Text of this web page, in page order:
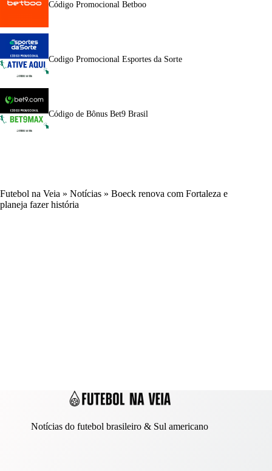
Código Promocional Betboo
Codigo Promocional Esportes da Sorte
Código de Bônus Bet9 Brasil
Futebol na Veia » Notícias » Boeck renova com Fortaleza e
planeja fazer história
Notícias do futebol brasileiro & Sul americano